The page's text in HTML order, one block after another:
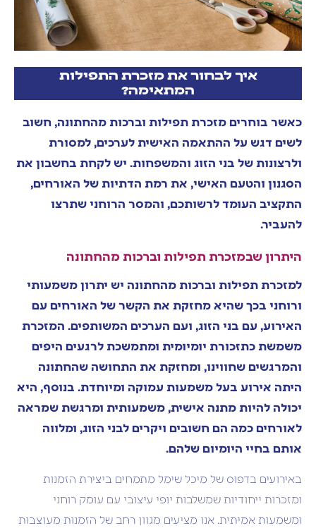
איך לבחור את מזכרת התפילות
המתאימה?
כאשר בוחרים מזכרת תפילות וברכות מהחתונה, חשוב
לשים דגש על ההתאמה האישית לערכים, למסורת
ולרצונות של בני הזוג והמשפחות. יש לקחת בחשבון את
הסגנון והטעם האישי, את רמת הדתיות של האורחים,
התקציב העומד לרשותכם, והמסר הרוחני שתרצו
להעביר.
היתרון שבמזכרת תפילות וברכות מהחתונה
למזכרת תפילות וברכות מהחתונה יש יתרון משמעותי
ורוחני בכך שהיא מחזקת את הקשר של האורחים עם
האירוע, עם בני הזוג, ועם הערכים המשותפים. המזכרת
משמשת כתזכורת יומיומית ומתמשכת לרגעים היפים
והמרגשים שחווינו, ומחזקת את התחושה שהחתונה
היתה אירוע בעל משמעות עמוקה ומיוחדת. בנוסף, היא
יכולה להיות מתנה אישית, משמעותית ומרגשת שמראה
לאורחים כמה הם חשובים ויקרים לבני הזוג, ומלווה
אותם בחיי היומיום שלהם.
באירועים בדפוס של מיכל שימל מתמחים ביצירת הזמנות
ומזכרות ייחודיות שמשלבות יופי עיצובי עם עומק רוחני
ומשמעות אמיתית. אנו מציעים מגוון רחב של הזמנות מעוצבות